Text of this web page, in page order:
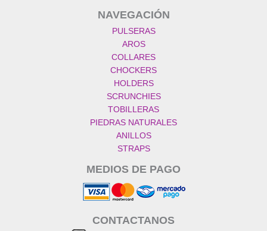
NAVEGACIÓN
PULSERAS
AROS
COLLARES
CHOCKERS
HOLDERS
SCRUNCHIES
TOBILLERAS
PIEDRAS NATURALES
ANILLOS
STRAPS
MEDIOS DE PAGO
CONTACTANOS